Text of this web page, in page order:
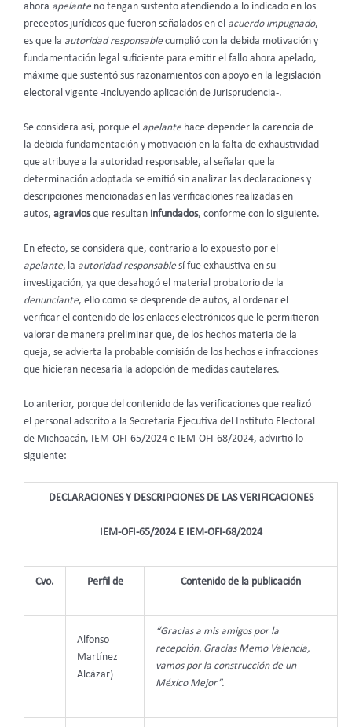
ahora apelanteno tengan sustento atendiendo a lo indicado en los
preceptos jurídicos que fueron señalados en el acuerdo impugnado,
es que la autoridad responsablecumplió con la debida motivación y
fundamentación legal suficiente para emitir el fallo ahora apelado,
máxime que sustentó sus razonamientos con apoyo en la legislación
electoral vigente -incluyendo aplicación de Jurisprudencia-.
Se considera así, porque el apelante hace depender la carencia de
la debida fundamentación y motivación en la falta de exhaustividad
que atribuye a la autoridad responsable, al señalar que la
determinación adoptada se emitió sin analizar las declaraciones y
descripciones mencionadas en las verificaciones realizadas en
autos, agraviosque resultan infundados, conforme con lo siguiente.
En efecto, se considera que, contrario a lo expuesto por el
apelante, la autoridad responsablesí fue exhaustiva en su
investigación, ya que desahogó el material probatorio de la
denunciante, ello como se desprende de autos, al ordenar el
verificar el contenido de los enlaces electrónicos que le permitieron
valorar de manera preliminar que, de los hechos materia de la
queja, se advierta la probable comisión de los hechos e infracciones
que hicieran necesaria la adopción de medidas cautelares.
Lo anterior, porque del contenido de las verificaciones que realizó
el personal adscrito a la Secretaría Ejecutiva del Instituto Electoral
de Michoacán, IEM-OFI-65/2024 e IEM-OFI-68/2024, advirtió lo
siguiente:
DECLARACIONES Y DESCRIPCIONES DE LAS VERIFICACIONES
IEM-OFI-65/2024 E IEM-OFI-68/2024
Cvo. Perfil de Contenido de la publicación
Alfonso
Martínez
Alcázar)
“Gracias a mis amigos por la
recepción. Gracias Memo Valencia,
vamos por la construcción de un
México Mejor”.